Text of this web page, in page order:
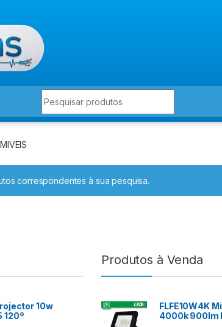
correspondentes à sua pesquisa.
10w
120º
Produtos à Venda
FLFE10W4K
4000k 900lm